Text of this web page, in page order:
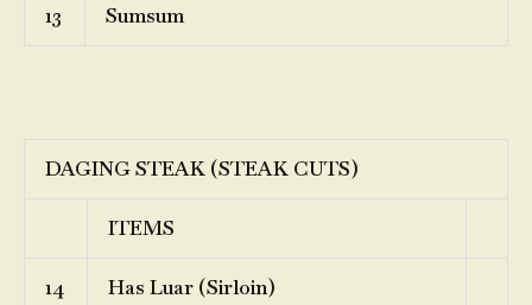
13 Sumsum
DAGING STEAK (STEAK CUTS)
ITEMS
14 Has Luar (Sirloin)